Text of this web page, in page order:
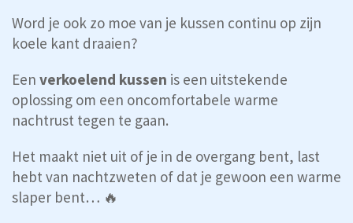
Word je ook zo moe van je kussen continu op zijn
koele kant draaien?
Een verkoelend kussen is een uitstekende
oplossing om een oncomfortabele warme
nachtrust tegen te gaan.
Het maakt niet uit of je in de overgang bent, last
hebt van nachtzweten of dat je gewoon een warme
slaper bent… 🔥